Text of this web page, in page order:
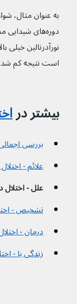
دوره‌های
است نتیجه کم
بیشتر در
بررسی
علائم -
علل -
تشخیص -
درمان -
زندگی با -